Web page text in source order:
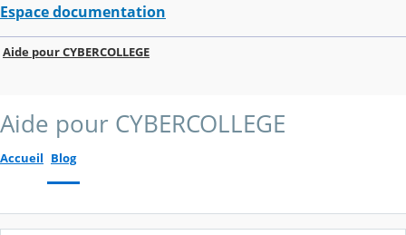
Espace documentation
Aide pour CYBERCOLLEGE
Aide pour CYBERCOLLEGE
Accueil Blog